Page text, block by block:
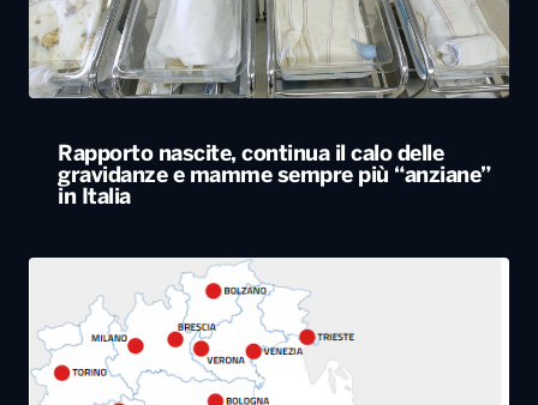
Rapporto nascite, continua il calo delle
gravidanze e mamme sempre più “anziane”
in Italia